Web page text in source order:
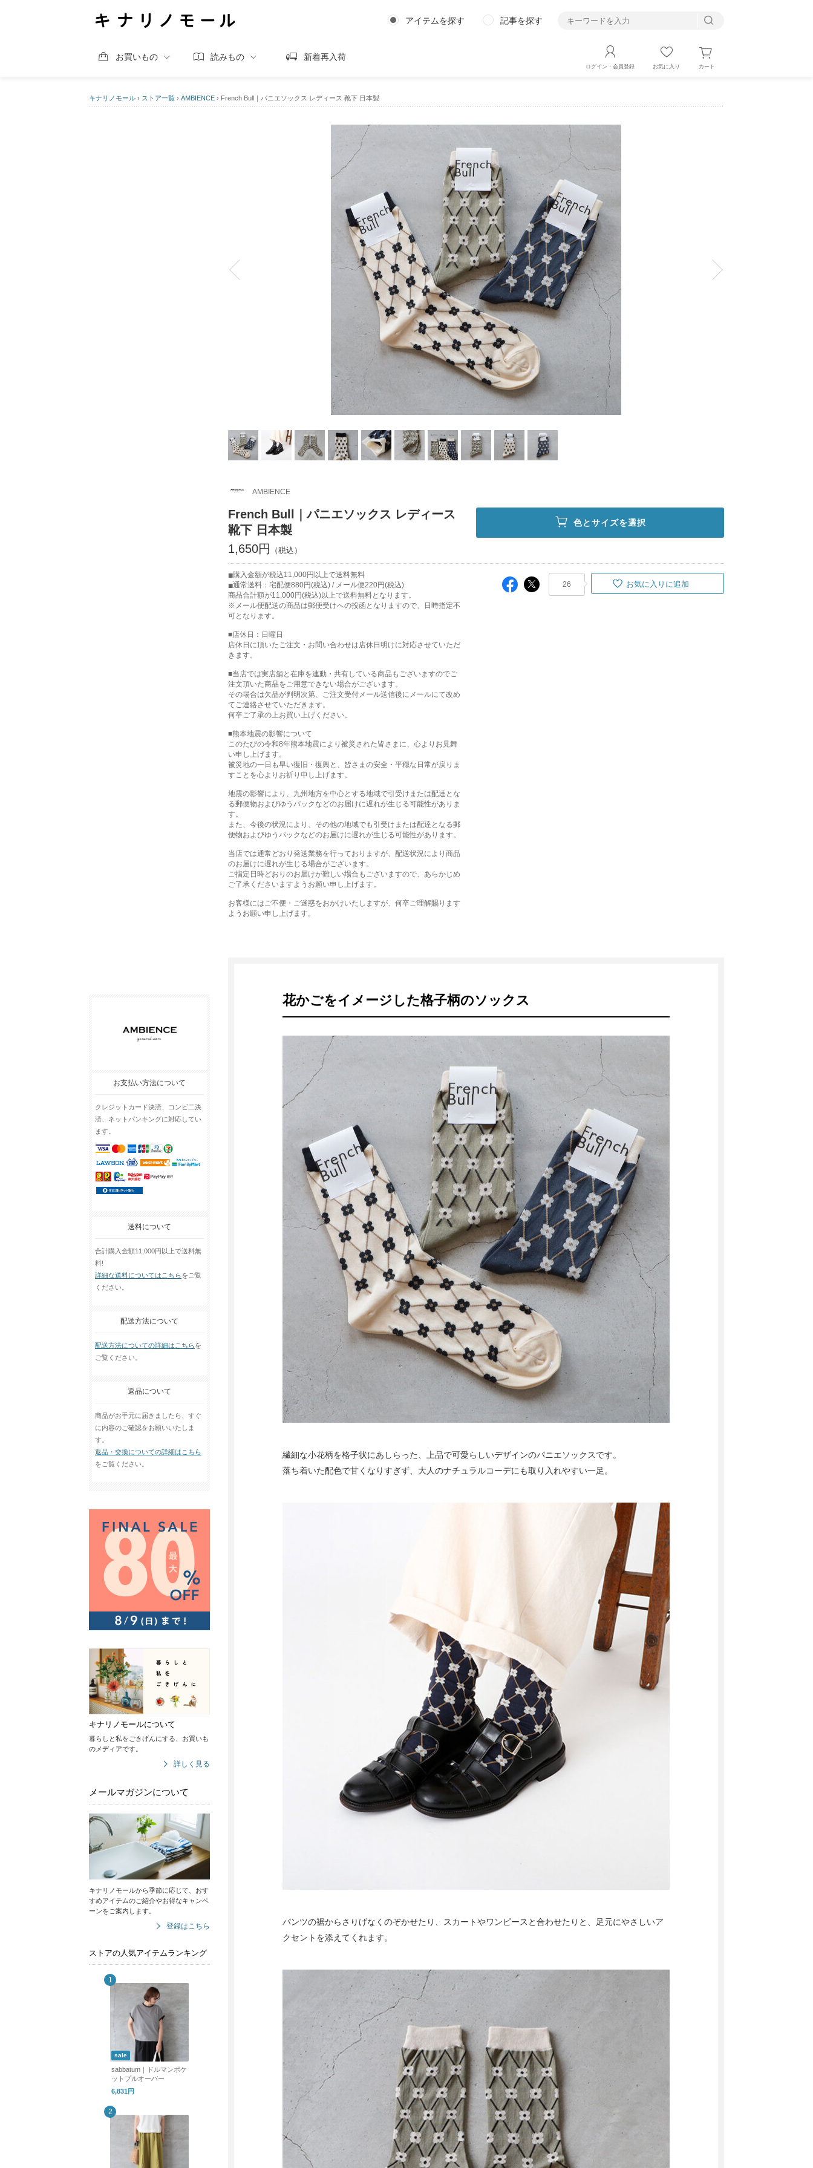
アイテムを探す 記事を探す
お買いもの 読みもの 新着再入荷
ログイン・会員登録 お気に入り カート
キナリノモール › ストア一覧 › AMBIENCE › French Bull｜パニエソックス レディース 靴下 日本製
お支払い方法について
クレジットカード決済、コンビ二決
済、ネットバンキングに対応してい
ます。
送料について
合計購入金額11,000円以上で送料無
料!
詳細な送料についてはこちらをご覧
ください。
配送方法について
配送方法についての詳細はこちらを
ご覧ください。
返品について
商品がお手元に届きましたら、すぐ
に内容のご確認をお願いいたしま
す。
返品・交換についての詳細はこちら
をご覧ください。
キナリノモールについて
暮らしと私をごきげんにする、お買いも
のメディアです。
詳しく見る
メールマガジンについて
キナリノモールから季節に応じて、おす
すめアイテムのご紹介やお得なキャンペ
ーンをご案内します。
登録はこちら
ストアの人気アイテムランキング
sale
sabbatum｜ドルマンポケ
ットプルオーバー
6,831円
AMBIENCE
French Bull｜パニエソックス レディース
靴下 日本製
1,650円
色とサイズを選択
購入金額が税込11,000円以上で送料無料
通常送料：宅配便880円(税込) / メール便220円(税込)
商品合計額が11,000円(税込)以上で送料無料となります。
※メール便配送の商品は郵便受けへの投函となりますので、日時指定不
可となります。
■店休日：日曜日
店休日に頂いたご注文・お問い合わせは店休日明けに対応させていただ
きます。
■当店では実店舗と在庫を連動・共有している商品もございますのでご
注文頂いた商品をご用意できない場合がございます。
その場合は欠品が判明次第、ご注文受付メール送信後にメールにて改め
てご連絡させていただきます。
何卒ご了承の上お買い上げください。
■熊本地震の影響について
このたびの令和8年熊本地震により被災された皆さまに、心よりお見舞
い申し上げます。
被災地の一日も早い復旧・復興と、皆さまの安全・平穏な日常が戻りま
すことを心よりお祈り申し上げます。
地震の影響により、九州地方を中心とする地域で引受けまたは配達とな
る郵便物およびゆうパックなどのお届けに遅れが生じる可能性がありま
す。
また、今後の状況により、その他の地域でも引受けまたは配達となる郵
便物およびゆうパックなどのお届けに遅れが生じる可能性があります。
当店では通常どおり発送業務を行っておりますが、配送状況により商品
のお届けに遅れが生じる場合がございます。
ご指定日時どおりのお届けが難しい場合もございますので、あらかじめ
ご了承くださいますようお願い申し上げます。
お客様にはご不便・ご迷惑をおかけいたしますが、何卒ご理解賜ります
ようお願い申し上げます。
26 お気に入りに追加
花かごをイメージした格子柄のソックス
繊細な小花柄を格子状にあしらった、上品で可愛らしいデザインのパニエソックスです。
落ち着いた配色で甘くなりすぎず、大人のナチュラルコーデにも取り入れやすい一足。
パンツの裾からさりげなくのぞかせたり、スカートやワンピースと合わせたりと、足元にやさしいア
クセントを添えてくれます。